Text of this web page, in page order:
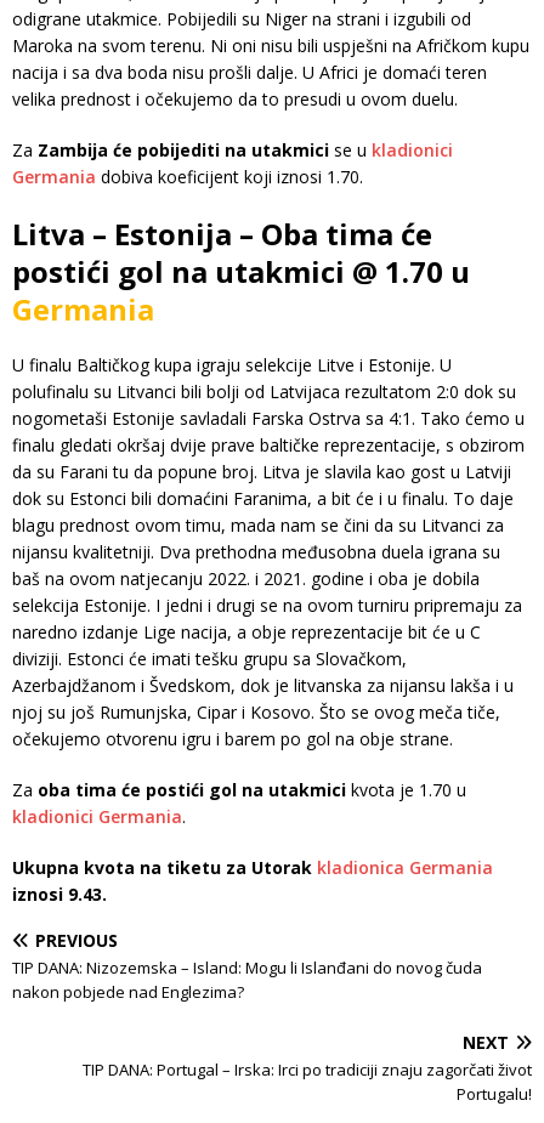
odigrane utakmice. Pobijedili su Niger na strani i izgubili od
Maroka na svom terenu. Ni oni nisu bili uspješni na Afričkom kupu
nacija i sa dva boda nisu prošli dalje. U Africi je domaći teren
velika prednost i očekujemo da to presudi u ovom duelu.
Za Zambija će pobijediti na utakmici se u kladionici
Germania dobiva koeficijent koji iznosi 1.70.
Litva – Estonija – Oba tima će
postići gol na utakmici @ 1.70 u
Germania
U finalu Baltičkog kupa igraju selekcije Litve i Estonije. U
polufinalu su Litvanci bili bolji od Latvijaca rezultatom 2:0 dok su
nogometaši Estonije savladali Farska Ostrva sa 4:1. Tako ćemo u
finalu gledati okršaj dvije prave baltičke reprezentacije, s obzirom
da su Farani tu da popune broj. Litva je slavila kao gost u Latviji
dok su Estonci bili domaćini Faranima, a bit će i u finalu. To daje
blagu prednost ovom timu, mada nam se čini da su Litvanci za
nijansu kvalitetniji. Dva prethodna međusobna duela igrana su
baš na ovom natjecanju 2022. i 2021. godine i oba je dobila
selekcija Estonije. I jedni i drugi se na ovom turniru pripremaju za
naredno izdanje Lige nacija, a obje reprezentacije bit će u C
diviziji. Estonci će imati tešku grupu sa Slovačkom,
Azerbajdžanom i Švedskom, dok je litvanska za nijansu lakša i u
njoj su još Rumunjska, Cipar i Kosovo. Što se ovog meča tiče,
očekujemo otvorenu igru i barem po gol na obje strane.
Za oba tima će postići gol na utakmici kvota je 1.70 u
kladionici Germania.
Ukupna kvota na tiketu za Utorak kladionica Germania
iznosi 9.43.
PREVIOUS
TIP DANA: Nizozemska – Island: Mogu li Islanđani do novog čuda
nakon pobjede nad Englezima?
NEXT
TIP DANA: Portugal – Irska: Irci po tradiciji znaju zagorčati život
Portugalu!